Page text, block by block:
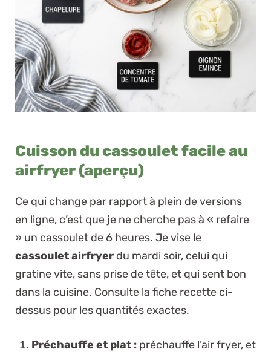
Cuisson du cassoulet facile au
airfryer (aperçu)
Ce qui change par rapport à plein de versions
en ligne, c’est que je ne cherche pas à « refaire
» un cassoulet de 6 heures. Je vise le
cassoulet airfryer du mardi soir, celui qui
gratine vite, sans prise de tête, et qui sent bon
dans la cuisine. Consulte la fiche recette ci-
dessus pour les quantités exactes.
Préchauffe et plat : préchauffe l’air fryer, et